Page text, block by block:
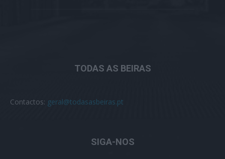
TODAS AS BEIRAS
Contactos: geral@todasasbeiras.pt
SIGA-NOS